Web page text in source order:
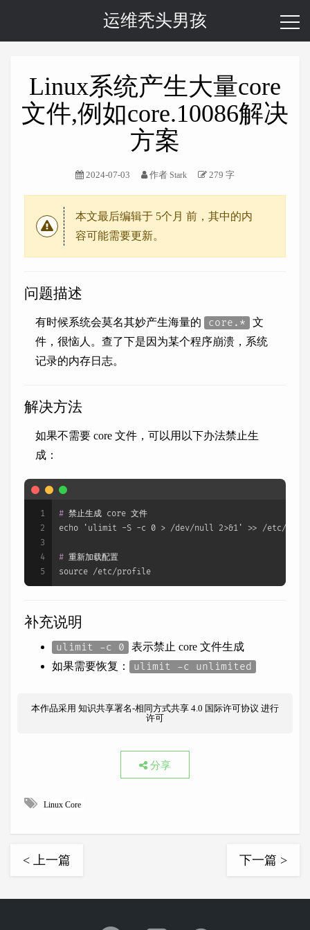
运维秃头男孩
Linux系统产生大量core
文件,例如core.10086解决
方案
2024-07-03 作者 Stark 279 字
本文最后编辑于 5个月 前，其中的内
容可能需要更新。
问题描述
有时候系统会莫名其妙产生海量的 core.*
文
件，很恼人。查了下是因为某个程序崩溃，系统
记录的内存日志。
解决方法
如果不需要 core 文件，可以用以下办法禁止生
成：
1
2
3
4
5
# 禁止生成 core 文件
echo 'ulimit -S -c 0 > /dev/null 2>&1' >> /etc/
# 重新加载配置
source /etc/profile
补充说明
ulimit -c 0
表示禁止 core 文件生成
如果需要恢复：
ulimit -c unlimited
本作品采用 知识共享署名-相同方式共享 4.0 国际许可协议 进行
许可
分享
Linux Core
< 上一篇 下一篇 >